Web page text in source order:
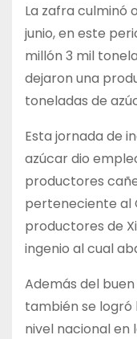
La zafra culminó
junio, en este
millón 3 mil
dejaron una
toneladas de
Esta jornada de
azúcar dio
productores
perteneciente al
productores de
ingenio al cual
Además del
también se logró
nivel nacional en